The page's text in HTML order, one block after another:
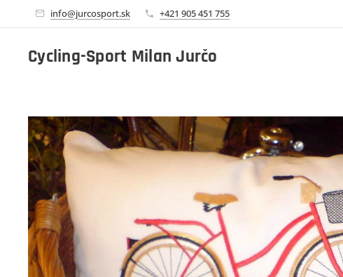
info@jurcosport.sk +421 905 451 755
Cycling-Sport Milan Jurčo